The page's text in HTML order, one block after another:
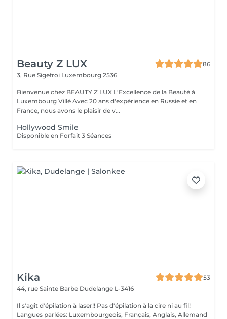
Beauty Z LUX
86
3, Rue Sigefroi Luxembourg 2536
Bienvenue chez BEAUTY Z LUX L'Excellence de la Beauté à
Luxembourg Villé Avec 20 ans d'expérience en Russie et en
France, nous avons le plaisir de v...
Hollywood Smile
Disponible en Forfait 3 Séances
Kika
53
44, rue Sainte Barbe Dudelange L-3416
Il s'agit d'épilation à laser!! Pas d'épilation à la cire ni au fil!
Langues parlées: Luxembourgeois, Français, Anglais, Allemand